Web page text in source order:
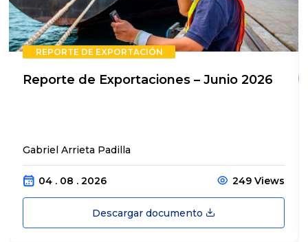
REPORTE DE EXPORTACIÓN
Reporte de Exportaciones – Junio 2026
Gabriel Arrieta Padilla
04 . 08 . 2026 249 Views
Descargar documento